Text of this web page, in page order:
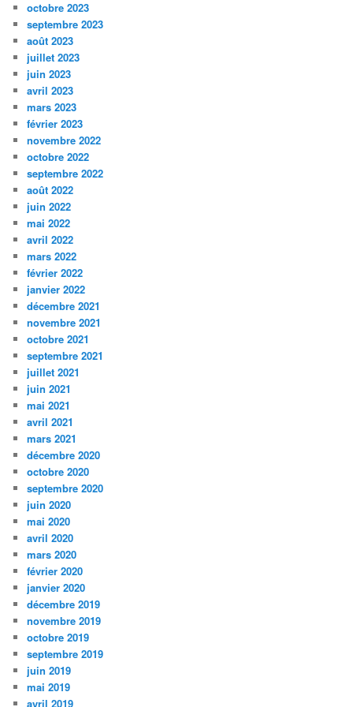
octobre 2023
septembre 2023
août 2023
juillet 2023
juin 2023
avril 2023
mars 2023
février 2023
novembre 2022
octobre 2022
septembre 2022
août 2022
juin 2022
mai 2022
avril 2022
mars 2022
février 2022
janvier 2022
décembre 2021
novembre 2021
octobre 2021
septembre 2021
juillet 2021
juin 2021
mai 2021
avril 2021
mars 2021
décembre 2020
octobre 2020
septembre 2020
juin 2020
mai 2020
avril 2020
mars 2020
février 2020
janvier 2020
décembre 2019
novembre 2019
octobre 2019
septembre 2019
juin 2019
mai 2019
avril 2019